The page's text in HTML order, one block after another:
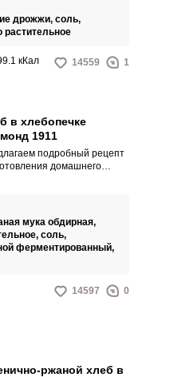
хлебопечкой,
не требует никаких
дрожжи, соль,
растительное
кКал 14559 1
в хлебопечке
1911
подробный рецепт
домашнего
для аромата и цвета
сухой солод.
мука обдирная,
соль,
ферментированный,
14597 0
ржаной хлеб в